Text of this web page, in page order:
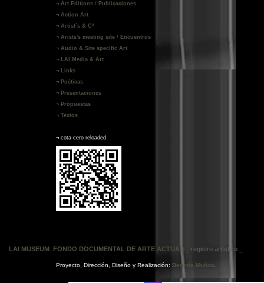
¬ Art Editions / Publicaciones
¬ Action Art
¬ Artist´s & Cº
¬ Arists's meeting site / Encuentros
¬ Audio & Site specific Art
¬ LAI Media & Art
¬ Links
¬ Poéticas
¬ Presentaciones
¬ Propuestas
¬ Textos
¬ cota cero reloaded
LAI MUSEUM FONDO DOCUMENTAL DE ARTE ACTUAL _ registro artístico _
Proyecto, Dirección, Diseño y Realización: Begoña Muñoz